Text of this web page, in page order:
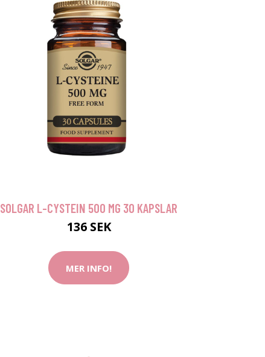
SOLGAR L-CYSTEIN 500 MG 30 KAPSLAR
136 SEK
MER INFO!